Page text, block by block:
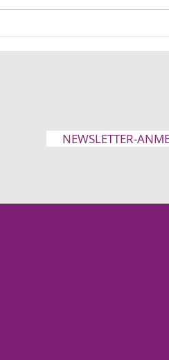
SEXUELLE IDENTITÄT
NEWSLETTER-